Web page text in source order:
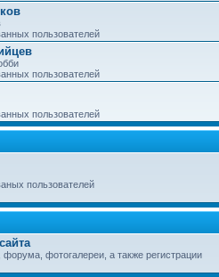
пользователей
пользователей
пользователей
пользователей
фотогалереи, а также регистрации